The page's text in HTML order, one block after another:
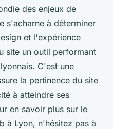
des enjeux de
s'acharne à déterminer
et l'expérience
site un outil performant
C'est une
la pertinence du site
à atteindre ses
en savoir plus sur le
à Lyon, n'hésitez pas à